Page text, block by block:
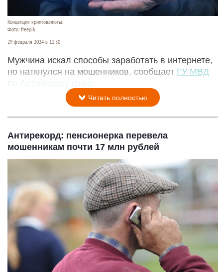
Концепция криптовалюты.
Фото: freepik.
29 февраля 2024 в 11:50
Мужчина искал способы заработать в интернете,
но наткнулся на мошенников, сообщает ГУ МВД
по Алтайскому краю
Читать полностью
Антирекорд: пенсионерка перевела
мошенникам почти 17 млн рублей